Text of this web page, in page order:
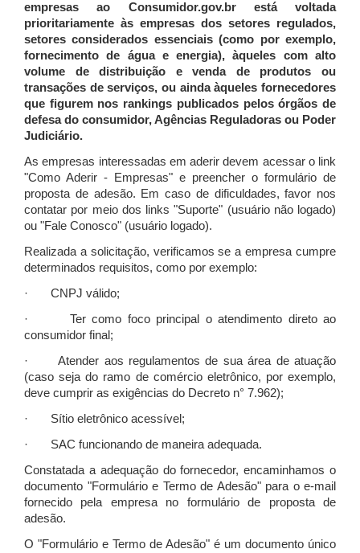
empresas ao Consumidor.gov.br está voltada
prioritariamente às empresas dos setores regulados,
setores considerados essenciais (como por exemplo,
fornecimento de água e energia), àqueles com alto
volume de distribuição e venda de produtos ou
transações de serviços, ou ainda àqueles fornecedores
que figurem nos rankings publicados pelos órgãos de
defesa do consumidor, Agências Reguladoras ou Poder
Judiciário.
As empresas interessadas em aderir devem acessar o link
"Como Aderir - Empresas" e preencher o formulário de
proposta de adesão. Em caso de dificuldades, favor nos
contatar por meio dos links "Suporte" (usuário não logado)
ou "Fale Conosco" (usuário logado).
Realizada a solicitação, verificamos se a empresa cumpre
determinados requisitos, como por exemplo:
· CNPJ válido;
· Ter como foco principal o atendimento direto ao
consumidor final;
· Atender aos regulamentos de sua área de atuação
(caso seja do ramo de comércio eletrônico, por exemplo,
deve cumprir as exigências do Decreto n° 7.962);
· Sítio eletrônico acessível;
· SAC funcionando de maneira adequada.
Constatada a adequação do fornecedor, encaminhamos o
documento "Formulário e Termo de Adesão" para o e-mail
fornecido pela empresa no formulário de proposta de
adesão.
O "Formulário e Termo de Adesão" é um documento único